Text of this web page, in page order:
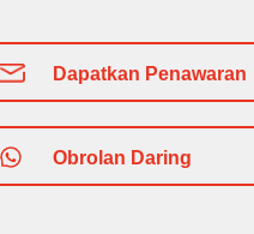
Dapatkan Penawaran
Obrolan Daring